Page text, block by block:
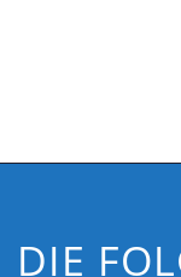
DIE